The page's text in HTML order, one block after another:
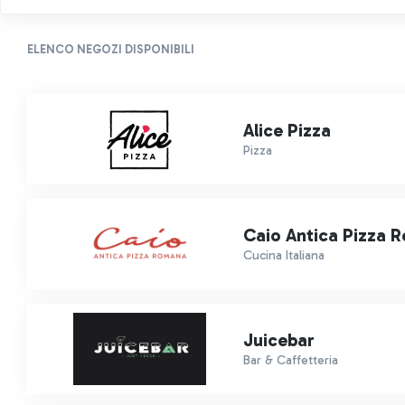
ELENCO NEGOZI DISPONIBILI
Alice Pizza
Pizza
Caio Antica Pizza
Cucina Italiana
Juicebar
Bar & Caffetteria